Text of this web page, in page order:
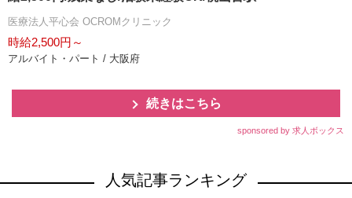
医療法人平心会 OCROMクリニック
時給2,500円～
アルバイト・パート / 大阪府
続きはこちら
sponsored by 求人ボックス
人気記事ランキング